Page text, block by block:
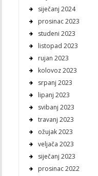
siječanj 2024
prosinac 2023
studeni 2023
listopad 2023
rujan 2023
kolovoz 2023
srpanj 2023
lipanj 2023
svibanj 2023
travanj 2023
ožujak 2023
veljača 2023
siječanj 2023
prosinac 2022